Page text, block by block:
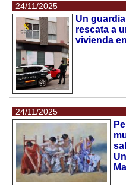
24/11/2025
Un
rescata a
vivienda
24/11/2025